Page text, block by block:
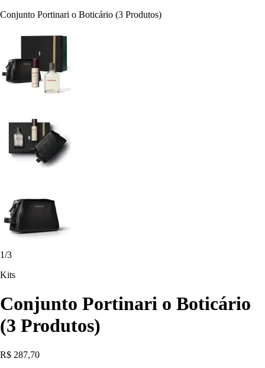
Conjunto Portinari o Boticário (3 Produtos)
1/3
Kits
Conjunto Portinari o Boticário
(3 Produtos)
R$ 287,70